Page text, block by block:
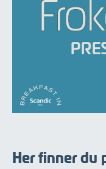
Her finner du